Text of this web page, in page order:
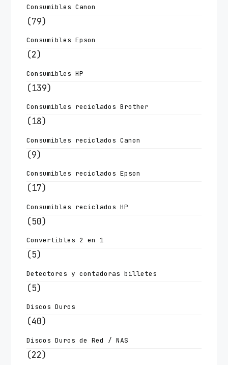
Consumibles Canon
(79)
Consumibles Epson
(2)
Consumibles HP
(139)
Consumibles reciclados Brother
(18)
Consumibles reciclados Canon
(9)
Consumibles reciclados Epson
(17)
Consumibles reciclados HP
(50)
Convertibles 2 en 1
(5)
Detectores y contadoras billetes
(5)
Discos Duros
(40)
Discos Duros de Red / NAS
(22)